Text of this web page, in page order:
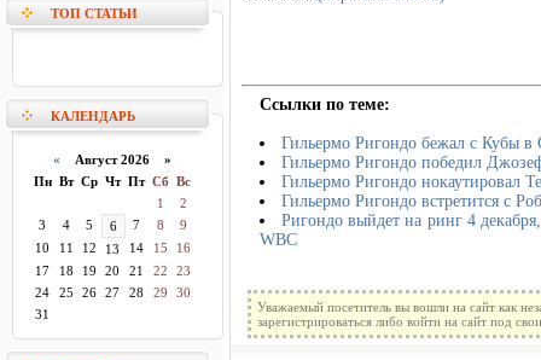
ТОП СТАТЬИ
КАЛЕНДАРЬ
« Август 2026 »
Пн Вт Ср Чт Пт Сб Вс
1
2
3
4 5 6 7 8
9
10
11 12 13 14 15
16
17
18 19 20 21 22
23
24
25 26 27 28 29
30
31
Ссылки по теме:
Гильермо Ригондо бежал с Кубы
Гильермо Ригондо победил
Гильермо Ригондо нокаутировал
Гильермо Ригондо встретится с
Ригондо выйдет на ринг 4
WBC
Уважаемый посетитель вы вошли на сайт как
зарегистрироваться либо войти на сайт под